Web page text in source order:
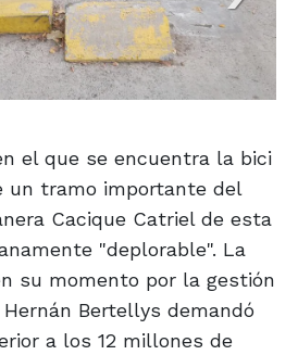
el que se encuentra la bici
un tramo importante del
Cacique Catriel de esta
"deplorable". La
su momento por la gestión
Bertellys demandó
a los 12 millones de